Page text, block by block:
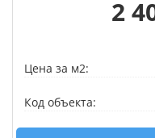
2
Цена за м2:
Код объекта: